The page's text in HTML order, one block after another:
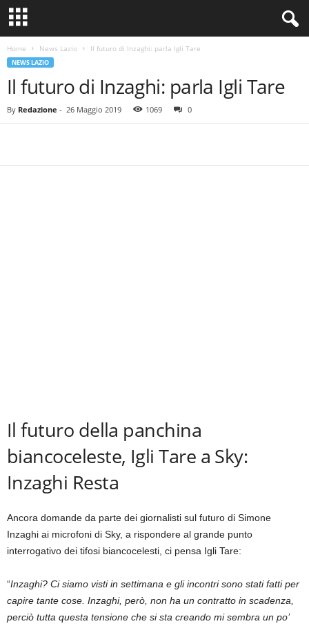
Home News Lazio Il futuro di Inzaghi: parla Igli Tare
NEWS LAZIO
Il futuro di Inzaghi: parla Igli Tare
By Redazione - 26 Maggio 2019 1069 0
Il futuro della panchina
biancoceleste, Igli Tare a Sky:
Inzaghi Resta
Ancora domande da parte dei giornalisti sul futuro di Simone
Inzaghi ai microfoni di Sky, a rispondere al grande punto
interrogativo dei tifosi biancocelesti, ci pensa Igli Tare:
“Inzaghi? Ci siamo visti in settimana e gli incontri sono stati fatti per
capire tante cose. Inzaghi, però, non ha un contratto in scadenza,
perciò tutta questa tensione che si sta creando mi sembra un po’